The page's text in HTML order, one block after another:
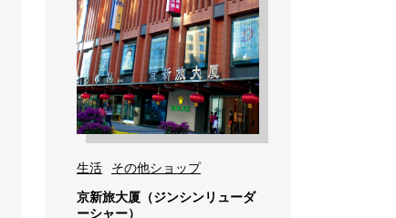
生活
その他ショップ
京新旅大厦（ジンシンリューダ
ーシャー）